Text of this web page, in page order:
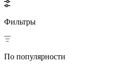
Фильтры
По популярности